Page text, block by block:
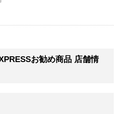
お勧め商品 店舗情